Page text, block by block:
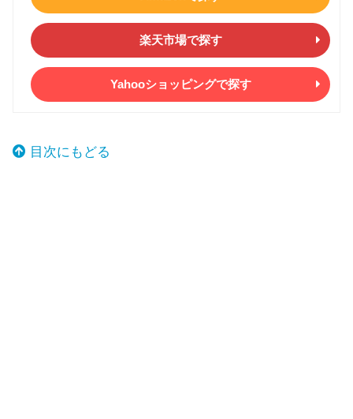
楽天市場で探す
Yahooショッピングで探す
目次にもどる